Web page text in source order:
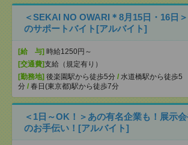
＜SEKAI NO OWARI＊8月15日・16日
のサポートバイト[アルバイト]
[給 与] 時給1250円～
[交通費]支給（規定有り）
[勤務地] 後楽園駅から徒歩5分 / 水道橋駅から徒歩5
分 / 春日(東京都)駅から徒歩7分
＜1日～OK！＞あの有名企業も！展示
のお手伝い！[アルバイト]